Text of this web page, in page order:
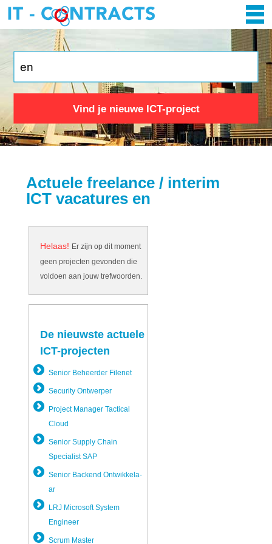
Vind je nieuwe ICT-project
Actuele freelance / interim
ICT vacatures en
Helaas! Er zijn op dit moment
geen projecten gevonden die
voldoen aan jouw trefwoorden.
De nieuwste actuele
ICT-projecten
Senior Beheerder Filenet
Security Ontwerper
Project Manager Tactical
Cloud
Senior Supply Chain
Specialist SAP
Senior Backend Ontwikkela­
ar
LRJ Microsoft System
Engineer
Scrum Master